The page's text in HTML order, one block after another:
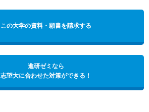
この大学の資料・願書を請求する
進研ゼミなら
志望大に合わせた対策ができる！